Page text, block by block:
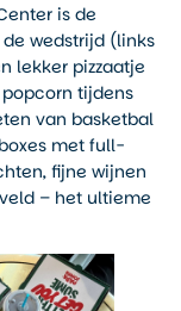
is de
wedstrijd (links
lekker pizzaatje
tijdens
van basketbal
met full-
fijne wijnen
– het ultieme